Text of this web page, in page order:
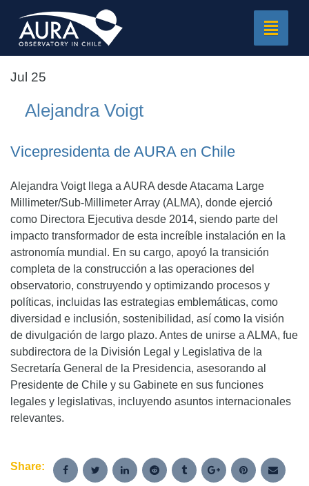
Toggle
Jul 25
Alejandra Voigt
Vicepresidenta de AURA en Chile
Alejandra Voigt llega a AURA desde Atacama Large
Millimeter/Sub-Millimeter Array (ALMA), donde ejerció
como Directora Ejecutiva desde 2014, siendo parte del
impacto transformador de esta increíble instalación en la
astronomía mundial. En su cargo, apoyó la transición
completa de la construcción a las operaciones del
observatorio, construyendo y optimizando procesos y
políticas, incluidas las estrategias emblemáticas, como
diversidad e inclusión, sostenibilidad, así como la visión
de divulgación de largo plazo. Antes de unirse a ALMA, fue
subdirectora de la División Legal y Legislativa de la
Secretaría General de la Presidencia, asesorando al
Presidente de Chile y su Gabinete en sus funciones
legales y legislativas, incluyendo asuntos internacionales
relevantes.
Share: